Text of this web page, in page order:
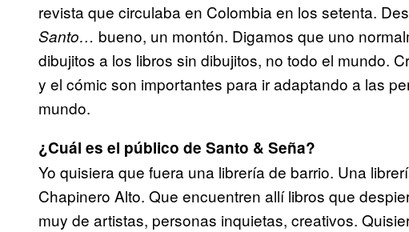
revista que circulaba en Colombia en los setenta.
Santo… bueno, un montón. Digamos que uno
dibujitos a los libros sin dibujitos, no todo el mundo.
y el cómic son importantes para ir adaptando a las
mundo.
¿Cuál es el público de Santo & Seña?
Yo quisiera que fuera una librería de barrio. Una
Chapinero Alto. Que encuentren allí libros que
muy de artistas, personas inquietas, creativos.